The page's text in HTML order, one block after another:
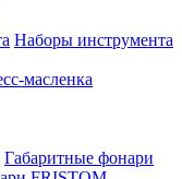
Наборы инструмента
масленка
Габаритные фонари